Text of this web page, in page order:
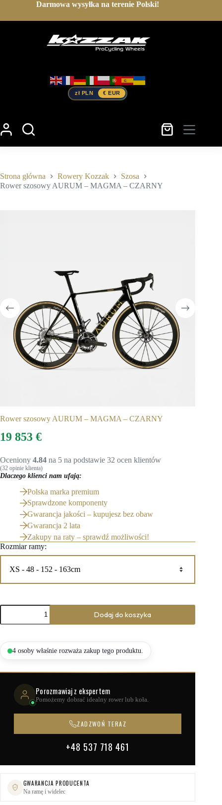
treści
Darmowa wysyłka na terenie Polski!
zł PLN € EUR
Koszyk
Strona główna Rowery Kozzak
Szosa
Rower szosowy AURUM – MAGMA – CZARNY
Rower szosowy AURUM – MAGMA – CZARNY
19 853 €
Oceniony 4.84 na 5 na podstawie 32 ocen klientów
(32 opinie klienta)
Dlaczego klienci nam ufają:
Polska marka premium
Sprawdzone komponenty
Gwarancja jakości – kupujesz bez obaw
Gwarancja 2 lata
Zakupy na raty – sprawdź możliwości!
Rozmiar ramy:
ilość
szosowy
MAGMA
Dodaj do koszyka
4 osoby właśnie rozważa zakup tego produktu.
Porozmawiaj z ekspertem
Pomożemy dobrać idealny rower lub koła.
ZADZWOŃ TERAZ
+48 537 718 461
GWARANCJA PRODUCENTA
Na ramę i widelec